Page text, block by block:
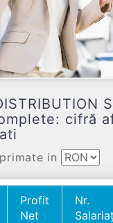
cifră
in
Profit
Net
Nr.